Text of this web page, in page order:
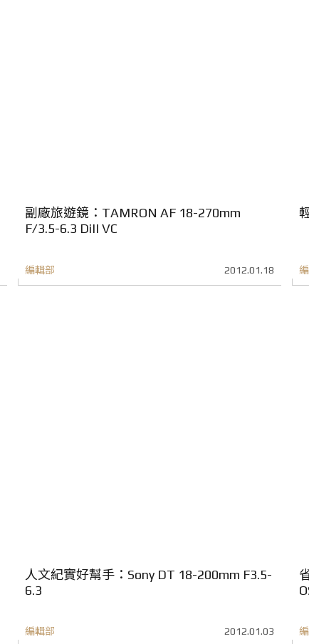
副廠旅遊鏡：TAMRON AF 18-270mm
F/3.5-6.3 DiII VC
編輯部 2012.01.18
人文紀實好幫手：Sony DT 18-200mm F3.5-
6.3
編輯部 2012.01.03